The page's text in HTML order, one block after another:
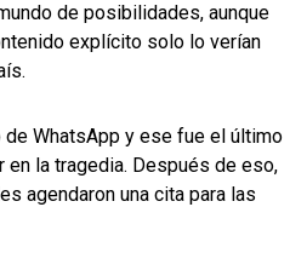
de posibilidades, aunque
explícito solo lo verían
de WhatsApp y ese fue el último
en la tragedia. Después de eso,
agendaron una cita para las